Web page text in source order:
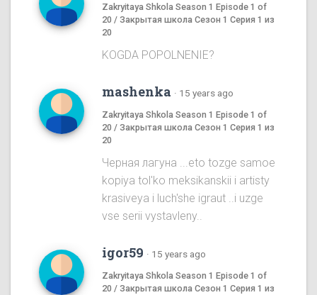
Zakryitaya Shkola Season 1 Episode 1 of
20 / Закрытая школа Сезон 1 Серия 1 из
20
KOGDA POPOLNENIE?
mashenka · 15 years ago
Zakryitaya Shkola Season 1 Episode 1 of
20 / Закрытая школа Сезон 1 Серия 1 из
20
Черная лагуна ...eto tozge samoe
kopiya tol'ko meksikanskii i artisty
krasiveya i luch'she igraut ..i uzge
vse serii vystavleny..
igor59 · 15 years ago
Zakryitaya Shkola Season 1 Episode 1 of
20 / Закрытая школа Сезон 1 Серия 1 из